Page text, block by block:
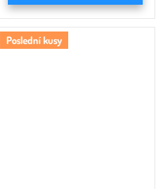
Poslední kusy